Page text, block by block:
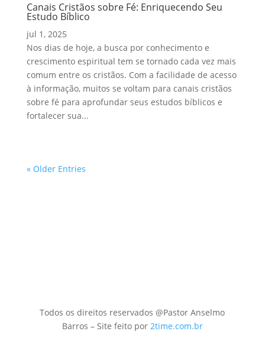
Canais Cristãos sobre Fé: Enriquecendo Seu
Estudo Bíblico
jul 1, 2025
Nos dias de hoje, a busca por conhecimento e
crescimento espiritual tem se tornado cada vez mais
comum entre os cristãos. Com a facilidade de acesso
à informação, muitos se voltam para canais cristãos
sobre fé para aprofundar seus estudos bíblicos e
fortalecer sua...
« Older Entries
Todos os direitos reservados @Pastor Anselmo
Barros – Site feito por 2time.com.br